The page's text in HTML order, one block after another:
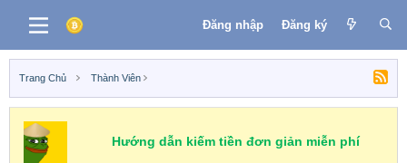
Đăng nhập Đăng ký
Trang Chủ Thành Viên
Hướng dẫn kiếm tiền đơn giản miễn phí